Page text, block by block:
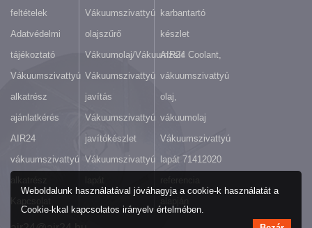
feltételek
Adatvédelmi
tájékoztató
Vákuumszivattyú
alkatrész
ajánlatkérés
AIR24
vákuumszivattyú
Vákuumszivattyú
olajszűrő
Vákuumolaj/Vákuumzsír
Vákuumszivattyú
javítás
Vákuumszivattyú
javítókészlet
Vákuumszivattyú
karbantartó
készlet
AIR24 Coolant,
vákuumszivattyú
olaj,
vákuumolaj
Vákuumszivattyú
lapát 71412020
Weboldalunk használatával jóváhagyja a cookie-k használatát a
Cookie-kkal kapcsolatos irányelv értelmében.